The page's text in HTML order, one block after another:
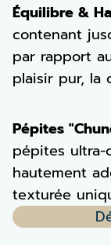
Équilibre &
contenant
par rapport
plaisir pur, la
Pépites
pépites ultra-
hautement
texturée